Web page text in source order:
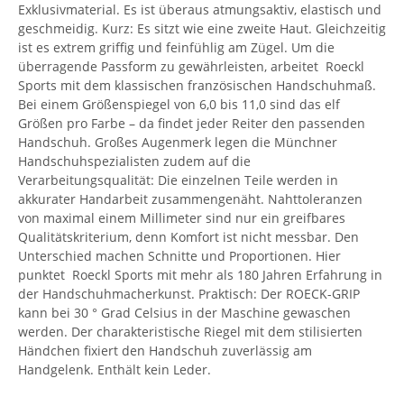
Exklusivmaterial. Es ist überaus atmungsaktiv, elastisch und
geschmeidig. Kurz: Es sitzt wie eine zweite Haut. Gleichzeitig
ist es extrem griffig und feinfühlig am Zügel. Um die
überragende Passform zu gewährleisten, arbeitet Roeckl
Sports mit dem klassischen französischen Handschuhmaß.
Bei einem Größenspiegel von 6,0 bis 11,0 sind das elf
Größen pro Farbe – da findet jeder Reiter den passenden
Handschuh. Großes Augenmerk legen die Münchner
Handschuhspezialisten zudem auf die
Verarbeitungsqualität: Die einzelnen Teile werden in
akkurater Handarbeit zusammengenäht. Nahttoleranzen
von maximal einem Millimeter sind nur ein greifbares
Qualitätskriterium, denn Komfort ist nicht messbar. Den
Unterschied machen Schnitte und Proportionen. Hier
punktet Roeckl Sports mit mehr als 180 Jahren Erfahrung in
der Handschuhmacherkunst. Praktisch: Der ROECK-GRIP
kann bei 30 ° Grad Celsius in der Maschine gewaschen
werden. Der charakteristische Riegel mit dem stilisierten
Händchen fixiert den Handschuh zuverlässig am
Handgelenk. Enthält kein Leder.